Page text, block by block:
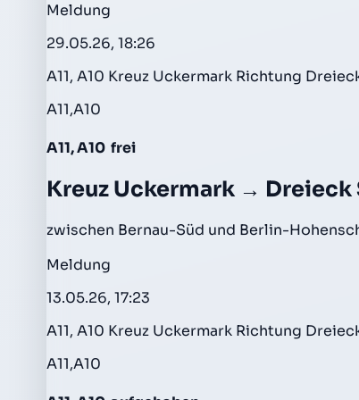
Meldung
29.05.26, 18:26
A11, A10 Kreuz Uckermark Richtung
A11,A10
A11, A10 frei
Kreuz Uckermark → Dreieck
zwischen Bernau-Süd und Berlin-
Meldung
13.05.26, 17:23
A11, A10 Kreuz Uckermark Richtung
A11,A10